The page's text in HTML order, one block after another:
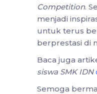
Competition.
menjadi
untuk terus
berprestasi di
Baca juga
siswa SMK IDN
Semoga